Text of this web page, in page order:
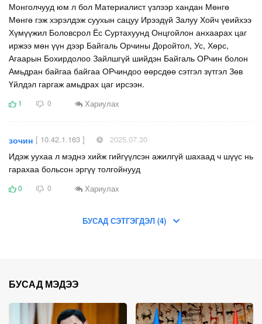
Монголчууд юм л бол Материалист үзлээр хандан Мөнгө
Мөнгө гэж хэрэлдэж суухын сацуу Ирээдүй Залуу Хойч үеийхээ
Хүмүүжил Боловсрол Ёс Суртахуунд Онцгойлон анхаарах цаг
иржээ мөн үүн дээр Байгаль Орчины Доройтол, Ус, Хөрс,
Агаарын Бохирдолоо Зайлшгүй шийдэн Байгаль ОРчин болон
Амьдран байгаа байгаа ОРчиндоо өөрсдөө сэтгэл зүтгэл Зөв
Үйлдэл гаргаж амьдрах цаг ирсээн.
1 0 Хариулах
зочин [ 10.42.1.163 ] 2025.07.30
Идэж уухаа л мэднэ хийж гийгүүлсэн ажилгүй шахаад ч шүүс нь
гарахаа больсон эргүү толгойнууд
0 0 Хариулах
БУСАД СЭТГЭГДЭЛ (4)
БУСАД МЭДЭЭ